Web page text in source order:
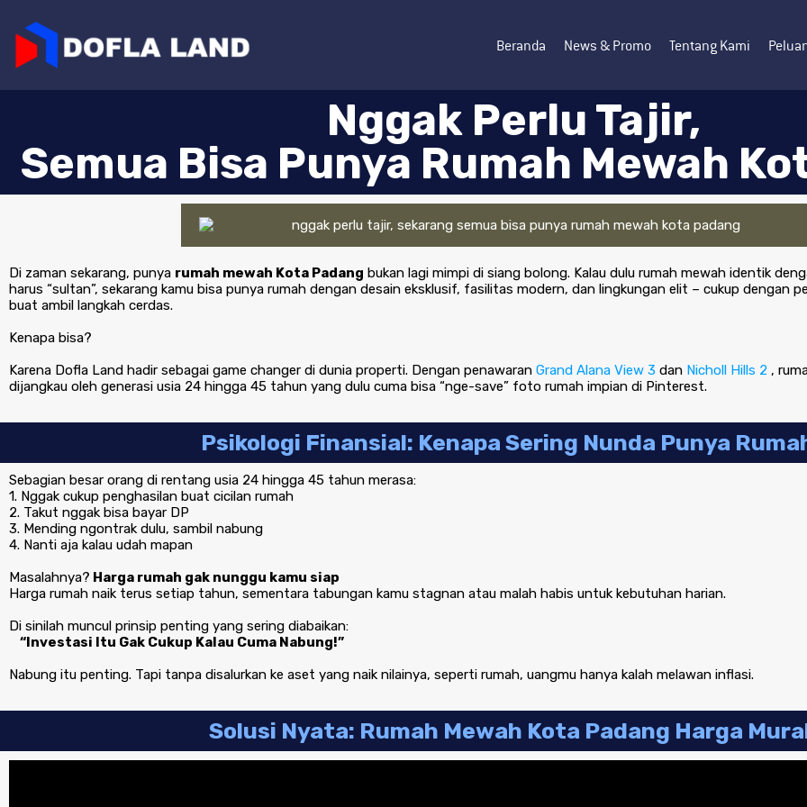
Beranda News & Promo Tentang Kami
Nggak Perlu Tajir,
Semua Bisa Punya Rumah Mewah
Di zaman sekarang, punya rumah mewah Kota Padang bukan lagi mimpi di siang bolong. Kalau dulu rumah mewah identik
harus “sultan”, sekarang kamu bisa punya rumah dengan desain eksklusif, fasilitas modern, dan lingkungan elit – cukup dengan
buat ambil langkah cerdas.
Kenapa bisa?
Karena Dofla Land hadir sebagai game changer di dunia properti. Dengan penawaran Grand Alana View 3 dan Nicholl Hills 2 ,
dijangkau oleh generasi usia 24 hingga 45 tahun yang dulu cuma bisa “nge-save” foto rumah impian di Pinterest.
Psikologi Finansial: Kenapa Sering Nunda Punya
Sebagian besar orang di rentang usia 24 hingga 45 tahun merasa:
1. Nggak cukup penghasilan buat cicilan rumah
2. Takut nggak bisa bayar DP
3. Mending ngontrak dulu, sambil nabung
4. Nanti aja kalau udah mapan
Masalahnya? Harga rumah gak nunggu kamu siap
Harga rumah naik terus setiap tahun, sementara tabungan kamu stagnan atau malah habis untuk kebutuhan harian.
Di sinilah muncul prinsip penting yang sering diabaikan:
“Investasi Itu Gak Cukup Kalau Cuma Nabung!”
Nabung itu penting. Tapi tanpa disalurkan ke aset yang naik nilainya, seperti rumah, uangmu hanya kalah melawan inflasi.
Solusi Nyata: Rumah Mewah Kota Padang Harga